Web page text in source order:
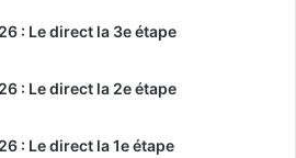
: Le direct la 3e étape
: Le direct la 2e étape
: Le direct la 1e étape